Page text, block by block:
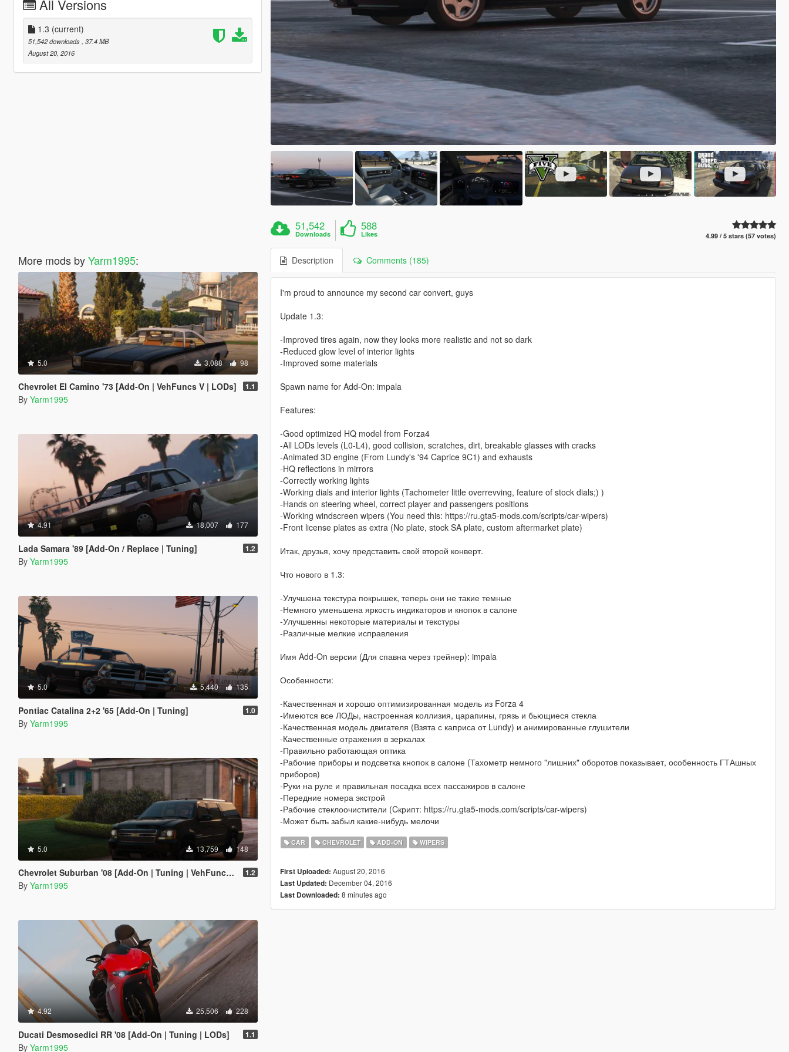
All Versions
1.3 (current)
51,542 downloads , 37.4 MB
August 20, 2016
More mods byYarm1995:
5.0 3,088 98
Chevrolet El Camino '73 [Add-On | VehFuncs V | LODs] 1.1
By Yarm1995
4.91 18,007 177
Lada Samara '89 [Add-On / Replace | Tuning] 1.2
By Yarm1995
5.0 5,440 135
Pontiac Catalina 2+2 '65 [Add-On | Tuning] 1.0
By Yarm1995
5.0 13,759 148
Chevrolet Suburban '08 [Add-On | Tuning | VehFuncs V | LODs] 1.2
By Yarm1995
4.92 25,506 228
Ducati Desmosedici RR '08 [Add-On | Tuning | LODs] 1.1
By Yarm1995
51,542
Downloads
588
Likes 4.99 / 5 stars (57 votes)
Description Comments (185)
I'm proud to announce my second car convert, guys
Update 1.3:
-Improved tires again, now they looks more realistic and not so dark
-Reduced glow level of interior lights
-Improved some materials
Spawn name for Add-On: impala
Features:
-Good optimized HQ model from Forza4
-All LODs levels (L0-L4), good collision, scratches, dirt, breakable glasses with cracks
-Animated 3D engine (From Lundy's '94 Caprice 9C1) and exhausts
-HQ reflections in mirrors
-Correctly working lights
-Working dials and interior lights (Tachometer little overrevving, feature of stock dials;) )
-Hands on steering wheel, correct player and passengers positions
-Working windscreen wipers (You need this: https://ru.gta5-mods.com/scripts/car-wipers)
-Front license plates as extra (No plate, stock SA plate, custom aftermarket plate)
Итак, друзья, хочу представить свой второй конверт.
Что нового в 1.3:
-Улучшена текстура покрышек, теперь они не такие темные
-Немного уменьшена яркость индикаторов и кнопок в салоне
-Улучшенны некоторые материалы и текстуры
-Различные мелкие исправления
Имя Add-On версии (Для спавна через трейнер): impala
Особенности:
-Качественная и хорошо оптимизированная модель из Forza 4
-Имеются все ЛОДы, настроенная коллизия, царапины, грязь и бьющиеся стекла
-Качественная модель двигателя (Взята с каприса от Lundy) и анимированные глушители
-Качественные отражения в зеркалах
-Правильно работающая оптика
-Рабочие приборы и подсветка кнопок в салоне (Тахометр немного "лишних" оборотов показывает, особенность ГТАшных
приборов)
-Руки на руле и правильная посадка всех пассажиров в салоне
-Передние номера экстрой
-Рабочие стеклоочистители (Cкрипт: https://ru.gta5-mods.com/scripts/car-wipers)
-Может быть забыл какие-нибудь мелочи
CAR CHEVROLET ADD-ON WIPERS
First Uploaded: August 20, 2016
Last Updated: December 04, 2016
Last Downloaded: 8 minutes ago